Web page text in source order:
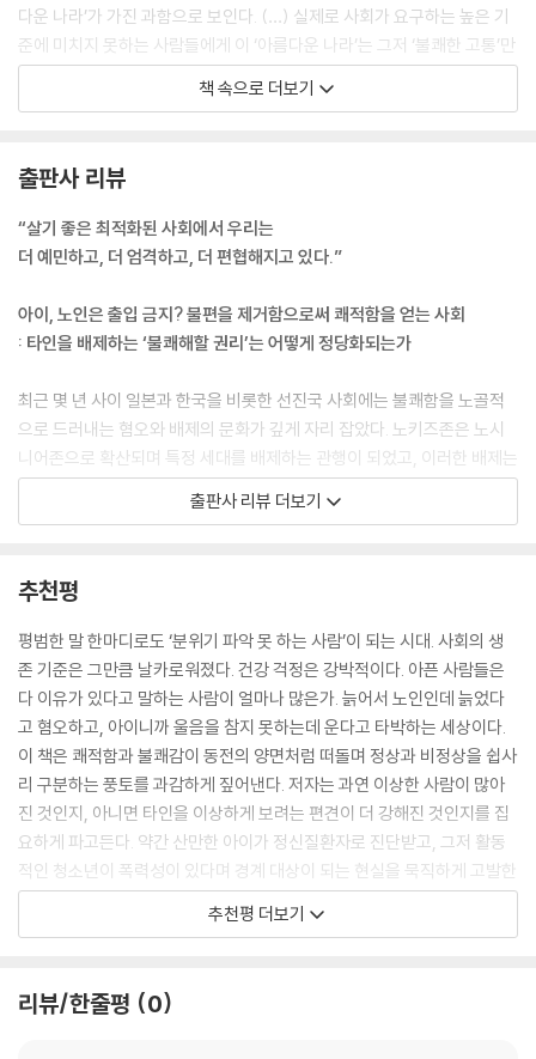
다운 나라’가 가진 과함으로 보인다. (…) 실제로 사회가 요구하는 높은 기
준에 미치지 못하는 사람들에게 이 ‘아름다운 나라’는 그저 ‘불쾌한 고통’만
을 안겨줄 뿐이다. 현실에서도 그러한 원망 섞인 목소리가 익명 게시판과
엑스 곳곳에서 끊임없이 쏟아지고, 병원 정신과에서는 사회에 적응하지 못
인간관계가 자유로운 선택이자 시장의 논리를 띠게 되면서, 그 안에서 밀
려나고 소외되는 사람도 생긴다. ‘인간 시장’ 안에서 많은 사람과 관계를 맺
는 이가 있는 반면, 전혀 그렇지 못해 고립되는 이도 있다. 혹은 고립까지는
아니어도 자신이 원하는 이상적인 인간관계와 현실의 간극을 느끼는 사람
은 꽤 많다. (…) 그러나 현대 사회의 통념과 그 통념에 반했을 때 느끼는 열
해 인간 시장에서 승리하려는 이들은, 페이스북이나 인스타그램 업로드에
여념이 없다. 겉치장에 불과한 SNS 게시물 속에서 그 불안이 비쳐 보이더
라도 말이다.
--- p.51
20세기 말부터 상황은 급변하기 시작했다. 인적 유동성이 높아지면서 대
에 밀리고 IT화가 진행되자 사회에서는 ADHD와 ASD의 특징이 장점으로
되기 쉬운 상황이 온 것이다. (…) 정리를 못하는 사람, 산만한 사람, 분위
기 파악에 서툰 사람, 예민하면서도 둔한 사람, 어딘가 남다르고 어딘가 불
편한, 전형적인 화이트칼라의 직종이나 의사소통 중심 사회에 잘 어울리지
않는 사람들. 다시 말해 전반적으로 능력치가 고도화된 사회의 속도를 따
라가지 못하는 이들을 설명할 만한 개념으로 발달장애는 마치 퍼즐의 남은
한 조각처럼 빈틈에 꼭 들어맞았다. 그 결과 발달장애를 가진 당사자들도
ADHD나 ASD를 직접 언급하게 되었고, 관련 책들이 서점 진열대를 가득
메웠다.
--- p.69
요즘 아이들은 반드시 예의 바르게 행동해야 한다. 초등학생만 되어도 학
며, 어디서나 튀지 않는 태도를 취한다. 그러나 모든 아이가 이런 고도화된
질서에 완벽히 적응할 수 있는 것은 아니다. 어른들이 기대하는 기준에 미
책 속으로 더보기
출판사 리뷰
“살기 좋은 최적화된 사회에서 우리는
더 예민하고, 더 엄격하고, 더 편협해지고 있다.”
아이, 노인은 출입 금지? 불편을 제거함으로써 쾌적함을 얻는 사회
: 타인을 배제하는 ‘불쾌해할 권리’는 어떻게 정당화되는가
최근 몇 년 사이 일본과 한국을 비롯한 선진국 사회에는 불쾌함을 노골적
으로 드러내는 혐오와 배제의 문화가 깊게 자리 잡았다. 노키즈존은 노시
니어존으로 확산되며 특정 세대를 배제하는 관행이 되었고, 이러한 배제는
차별이 아니라 ‘쾌적함을 위한 합리적 선택’처럼 포장되고 있다. 노인들이
보기 싫다는 아파트 주민들의 민원에 불투명 시트지로 창문을 가린 요양
일상에서도 마찬가지다. 무심코 던진 평범한 말 한마디에 ‘분위기 파악 못
하는 사람’이라는 낙인이 찍히고 순식간에 비난의 대상이 된다. 도심 주택
가나 대단지 아파트 주변에서는 단정한 겉모습을 유지하지 않으면 경계의
눈초리를 받는다. 우리가 합의한 정상성의 기준이 그만큼 협소하고 날카로
워졌기 때문이다.
저자는 청결과 질서, 효율과 균질화를 향한 압력이 강한 사회일수록, 즉 ‘쾌
적함’이라는 미덕을 극단까지 밀어붙일수록 평범한 개인이 더 쉽게 문제적
존재로 분류되는 서늘한 현실을 고발한다. 그는 특히 현대인이 내세우는
‘불쾌해할 권리’에 주목한다. 내가 불편해지지 않기 위해 타인을 밀어내는
이 권리는 결코 평등하게 행사되지 않는다. 그것은 대체로 더 힘 있고, 더
건강하고, 더 생산적인 사람들에게만 허용되는 특권에 가깝다. 결국 쾌적
해 배제될 수 있는 잠재적 위험군이다.
출판사 리뷰 더보기
추천평
평범한 말 한마디로도 ‘분위기 파악 못 하는 사람’이 되는 시대. 사회의 생
존 기준은 그만큼 날카로워졌다. 건강 걱정은 강박적이다. 아픈 사람들은
다 이유가 있다고 말하는 사람이 얼마나 많은가. 늙어서 노인인데 늙었다
고 혐오하고, 아이니까 울음을 참지 못하는데 운다고 타박하는 세상이다.
이 책은 쾌적함과 불쾌감이 동전의 양면처럼 떠돌며 정상과 비정상을 쉽사
리 구분하는 풍토를 과감하게 짚어낸다. 저자는 과연 이상한 사람이 많아
진 것인지, 아니면 타인을 이상하게 보려는 편견이 더 강해진 것인지를 집
요하게 파고든다. 약간 산만한 아이가 정신질환자로 진단받고, 그저 활동
적인 청소년이 폭력성이 있다며 경계 대상이 되는 현실을 묵직하게 고발한
다. ‘사회적 청결’이라는 시대의 흐름이 오히려 차별과 혐오의 연료가 되고
있음을 지적하는 저자의 목소리가, 속도와 기준이 과도하게 팽창된 한국
- 오찬호 (사회학자, 《납작한 말들》 저자)
추천평 더보기
리뷰/한줄평 0